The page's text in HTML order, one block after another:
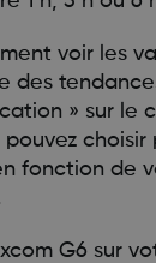
voir les
des
» sur le
choisir
fonction de
G6 sur